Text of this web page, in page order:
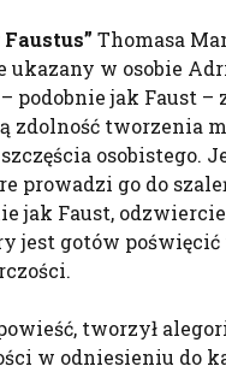
Faustus” Thomasa
ukazany w osobie
podobnie jak Faust –
zdolność tworzenia
osobistego.
prowadzi go do
jak Faust,
jest gotów poświęcić
tworzył
w odniesieniu do